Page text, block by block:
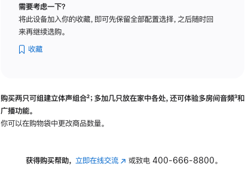
需要考虑一下？
将此设备加入你的收藏，即可先保留全部配置选择，之后随时回
来再继续选购。
收藏
购买两只可组建立体声组合脚
²；多加几只放在家中各处，还可体验多‍房‍间音频脚
³和
广播功能。
你可以在购物袋中更改商品数量。
获得购买帮助， 立即在线交流(在 或致电 400-666-8800。